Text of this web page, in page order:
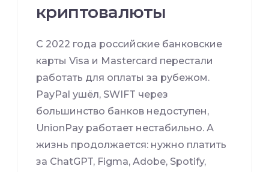
криптовалюты
С 2022 года российские банковские
карты Visa и Mastercard перестали
работать для оплаты за рубежом.
PayPal ушёл, SWIFT через
большинство банков недоступен,
UnionPay работает нестабильно. А
жизнь продолжается: нужно платить
за ChatGPT, Figma, Adobe, Spotify,